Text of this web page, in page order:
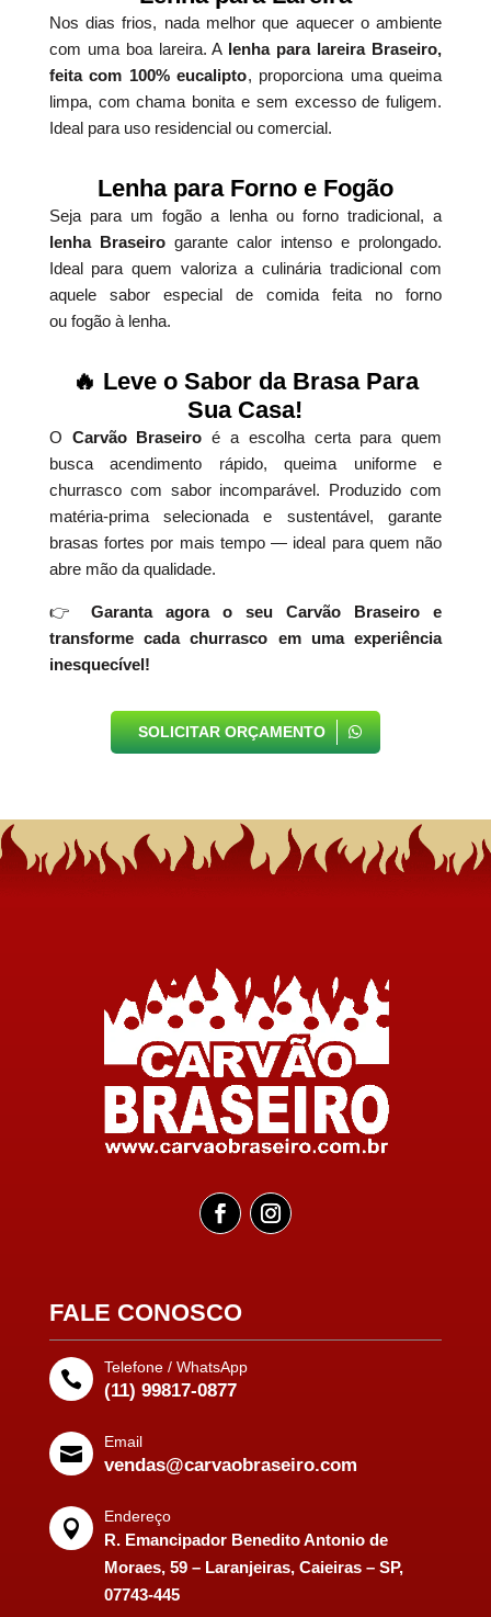
Nos dias frios, nada melhor que aquecer o ambiente
com uma boa lareira. A lenha para lareira Braseiro,
feita com 100% eucalipto, proporciona uma queima
limpa, com chama bonita e sem excesso de fuligem.
Ideal para uso residencial ou comercial.
Lenha para Forno e Fogão
Seja para um fogão a lenha ou forno tradicional, a
lenha Braseirogarante calor intenso e prolongado.
Ideal para quem valoriza a culinária tradicional com
aquele sabor especial de comida feita no forno
ou fogão à lenha.
🔥 Leve o Sabor da Brasa Para
Sua Casa!
O Carvão Braseiro é a escolha certa para quem
busca acendimento rápido, queima uniforme e
churrasco com sabor incomparável. Produzido com
matéria-prima selecionada e sustentável, garante
brasas fortes por mais tempo — ideal para quem não
abre mão da qualidade.
👉
Garanta agora o seu Carvão Braseiro e
transforme cada churrasco em uma experiência
inesquecível!
SOLICITAR ORÇAMENTO
FALE CONOSCO

Telefone / WhatsApp
(11) 99817-0877

Email
vendas@carvaobraseiro.com

Endereço
R. Emancipador Benedito Antonio de
Moraes, 59 – Laranjeiras, Caieiras – SP,
07743-445